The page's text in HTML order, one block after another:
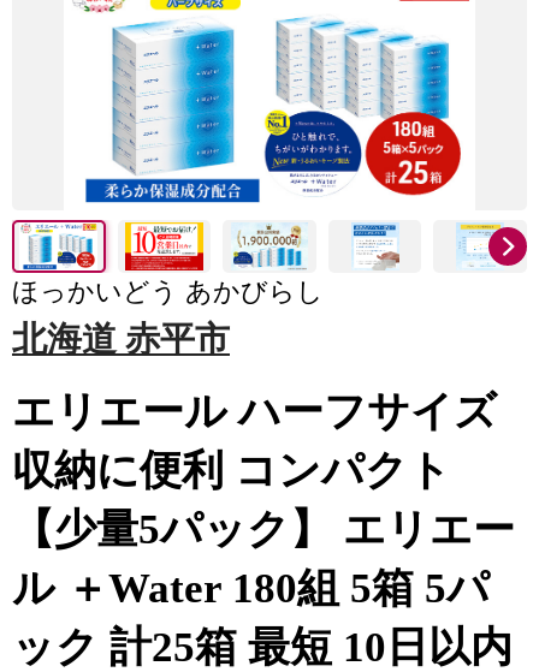
ほっかいどう あかびらし
北海道 赤平市
エリエール ハーフサイズ
収納に便利 コンパクト
【少量5パック】 エリエー
ル ＋Water 180組 5箱 5パ
ック 計25箱 最短 10日以内